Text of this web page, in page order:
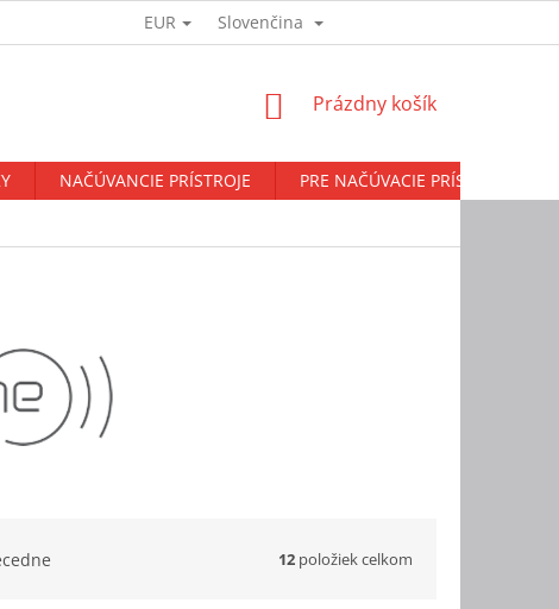
EUR Slovenčina
NÁKUPNÝ
Prázdny košík
NAČÚVANCIE PRÍSTROJE
PRE NAČÚVACIE PRÍSTROJE
12 položiek celkom